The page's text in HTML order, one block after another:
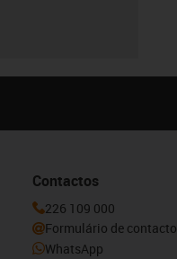
Contactos
226 109 000
Formulário de contacto
WhatsApp